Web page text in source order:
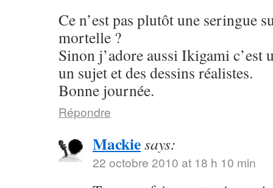
Ce n’est pas plutôt une seringue
mortelle ?
Sinon j’adore aussi Ikigami c’est
un sujet et des dessins réalistes.
Bonne journée.
Répondre
Mackiesays:
22 octobre 2010 at 18 h 10 min